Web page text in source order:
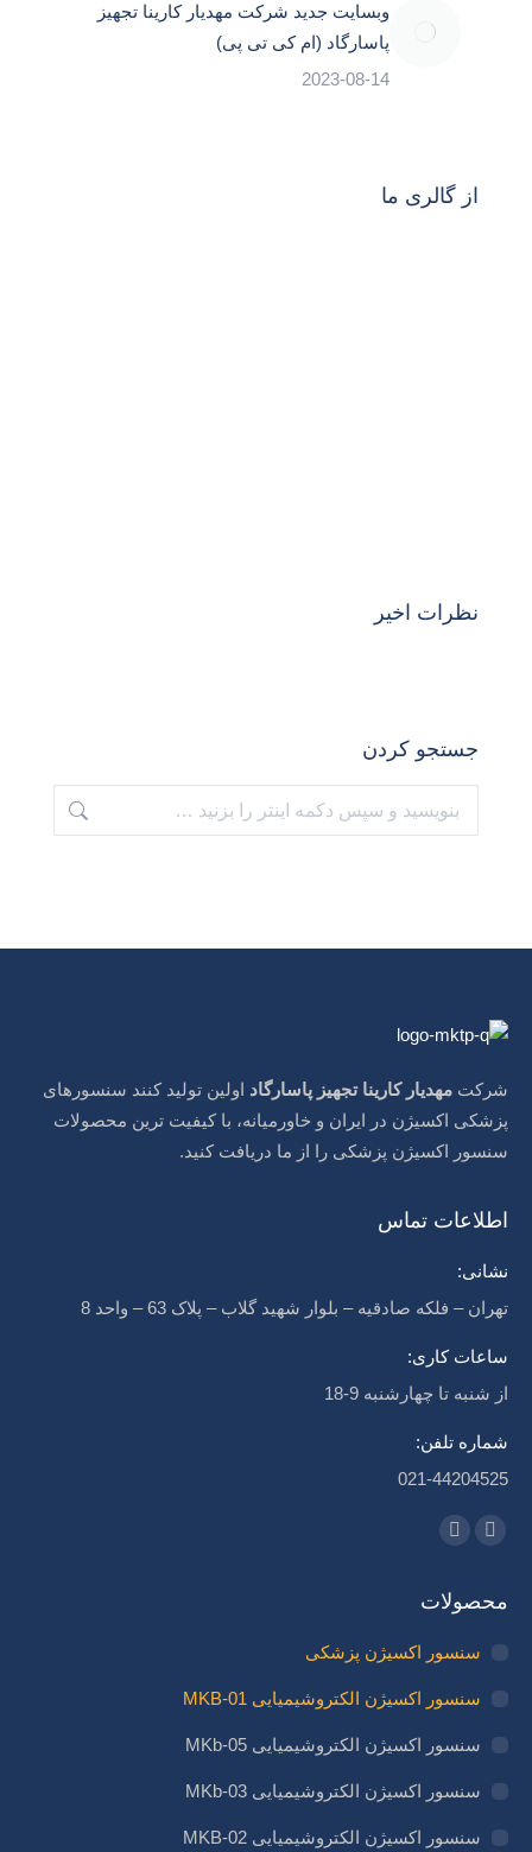
وبسایت جدید شرکت مهدیار کارینا تجهیز
پاسارگاد (ام کی تی پی)
2023-08-14
از گالری ما
نظرات اخیر
جستجو کردن
شرکت مهدیار کارینا تجهیز پاسارگاد اولین تولید کنند سنسورهای
پزشکی اکسیژن در ایران و خاورمیانه، با کیفیت ترین محصولات
سنسور اکسیژن پزشکی را از ما دریافت کنید.
اطلاعات تماس
نشانی:
تهران – فلکه صادقیه – بلوار شهید گلاب – پلاک 63 – واحد 8
ساعات کاری:
از شنبه تا چهارشنبه 9-18
شماره تلفن:
021-44204525
مارا در اینجا پیدا کنید:
لینک‌دین
opens
window
اینستاگرام
opens
new
window
محصولات
سنسور اکسیژن پزشکی
سنسور اکسیژن الکتروشیمیایی MKB-01
سنسور اکسیژن الکتروشیمیایی MKb-05
سنسور اکسیژن الکتروشیمیایی MKb-03
سنسور اکسیژن الکتروشیمیایی MKB-02